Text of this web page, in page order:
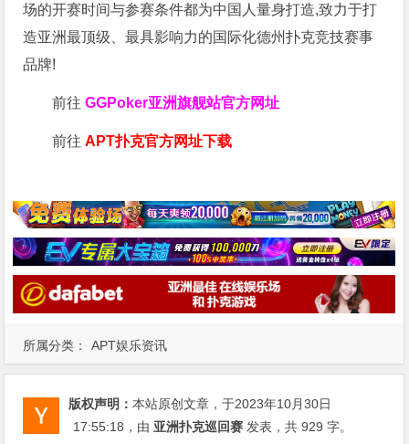
所属分类： APT娱乐资讯
场的开赛时间与参赛条件都为中国人量身打造,致力于打
造亚洲最顶级、最具影响力的国际化德州扑克竞技赛事
品牌!
前往GGPoker亚洲旗舰站官方网址
前往 APT扑克官方网址下载
版权声明：本站原创文章，于2023年10月30日
17:55:18 ，由 亚洲扑克巡回赛 发表，共 929 字。